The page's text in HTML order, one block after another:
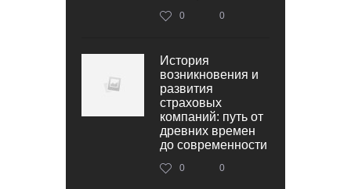
0 0
История
возникновения и
развития
страховых
компаний: путь от
древних времен
до современности
0 0